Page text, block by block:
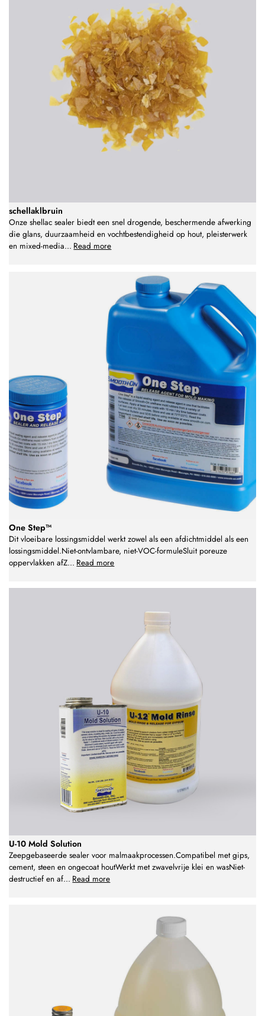
schellaklbruin
Onze shellac sealer biedt een snel drogende, beschermende afwerking
die glans, duurzaamheid en vochtbestendigheid op hout, pleisterwerk
en mixed-media... Read more
One Step™
Dit vloeibare lossingsmiddel werkt zowel als een afdichtmiddel als een
lossingsmiddel.Niet-ontvlambare, niet-VOC-formuleSluit poreuze
oppervlakken afZ... Read more
U-10 Mold Solution
Zeepgebaseerde sealer voor malmaakprocessen.Compatibel met gips,
cement, steen en ongecoat houtWerkt met zwavelvrije klei en wasNiet-
destructief en af... Read more